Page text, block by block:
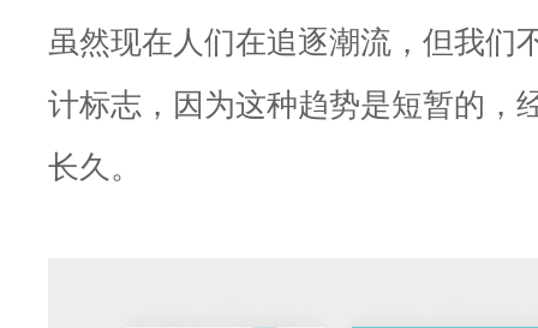
虽然现在人们在追逐潮流，但我们
计标志，因为这种趋势是短暂的，
长久。